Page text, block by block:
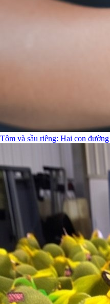
Tôm và sầu riêng: Hai con